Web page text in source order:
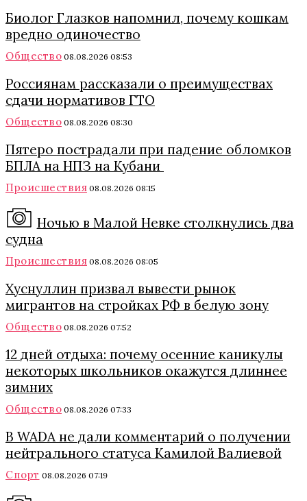
Биолог Глазков напомнил, почему кошкам
вредно одиночество
Общество 08.08.2026 08:53
Россиянам рассказали о преимуществах
сдачи нормативов ГТО
Общество 08.08.2026 08:30
Пятеро пострадали при падение обломков
БПЛА на НПЗ на Кубани
Происшествия 08.08.2026 08:15
Ночью в Малой Невке столкнулись два
судна
Происшествия 08.08.2026 08:05
Хуснуллин призвал вывести рынок
мигрантов на стройках РФ в белую зону
Общество 08.08.2026 07:52
12 дней отдыха: почему осенние каникулы
некоторых школьников окажутся длиннее
зимних
Общество 08.08.2026 07:33
В WADA не дали комментарий о получении
нейтрального статуса Камилой Валиевой
Спорт 08.08.2026 07:19